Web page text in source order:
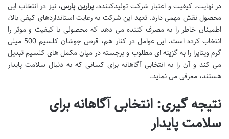
در نهایت، کیفیت و اعتبار شرکت تولیدکننده،پرارین پارس، نیز در انتخاب این
محصول نقش مهمی دارد. تعهد این شرکت به رعایت استانداردهای کیفی بالا،
اطمینان خاطر را به مصرف کننده می دهد که محصولی با کیفیت و موثر را
انتخاب کرده است. این عوامل در کنار هم، قرص جوشان کلسیم 500 میلی
گرم ویتاپرا را به گزینه ای مطلوب و برجسته در میان مکمل های کلسیم تبدیل
می کند و آن را به انتخابی آگاهانه برای کسانی که به دنبال سلامت پایدار
هستند، معرفی می نماید.
نتیجه گیری: انتخابی آگاهانه برای
سلامت پایدار